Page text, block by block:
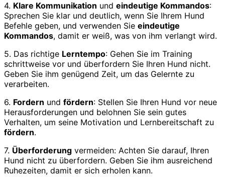
4. Klare Kommunikation und eindeutige Kommandos:
Sprechen Sie klar und deutlich, wenn Sie Ihrem Hund
Befehle geben, und verwenden Sie eindeutige
Kommandos, damit er weiß, was von ihm verlangt wird.
5. Das richtige Lerntempo: Gehen Sie im Training
schrittweise vor und überfordern Sie Ihren Hund nicht.
Geben Sie ihm genügend Zeit, um das Gelernte zu
verarbeiten.
6. Fordern und fördern: Stellen Sie Ihren Hund vor neue
Herausforderungen und belohnen Sie sein gutes
Verhalten, um seine Motivation und Lernbereitschaft zu
fördern.
7. Überforderung vermeiden: Achten Sie darauf, Ihren
Hund nicht zu überfordern. Geben Sie ihm ausreichend
Ruhezeiten, damit er sich erholen kann.